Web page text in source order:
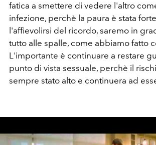
fatica a smettere di vedere l'altro
infezione, perchè la paura è stata
l'affievolirsi del ricordo, saremo in
tutto alle spalle, come abbiamo fatto
L'importante è continuare a restare
punto di vista sessuale, perchè il
sempre stato alto e continuera ad